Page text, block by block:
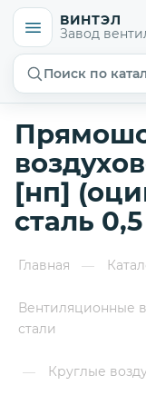
ВИНТЭЛ
Завод
Поиск по
[нп]
сталь
Главная —
Вентиляционные
стали
— Круглые